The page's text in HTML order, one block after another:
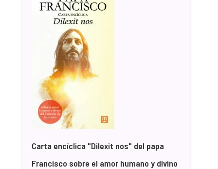
Carta encíclica "Dilexit nos" del papa
Francisco sobre el amor humano y divino